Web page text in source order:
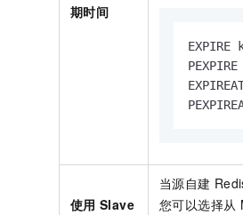
期时间
EXPIRE
使用 Slave
当源自建
您可以选择从